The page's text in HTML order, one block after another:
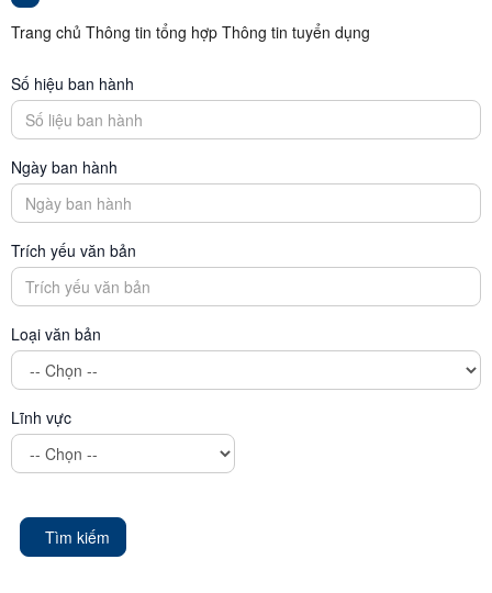
Trang chủ Thông tin tổng hợp Thông tin tuyển dụng
Số hiệu ban hành
Ngày ban hành
Trích yếu văn bản
Loại văn bản
Lĩnh vực
Tìm kiếm